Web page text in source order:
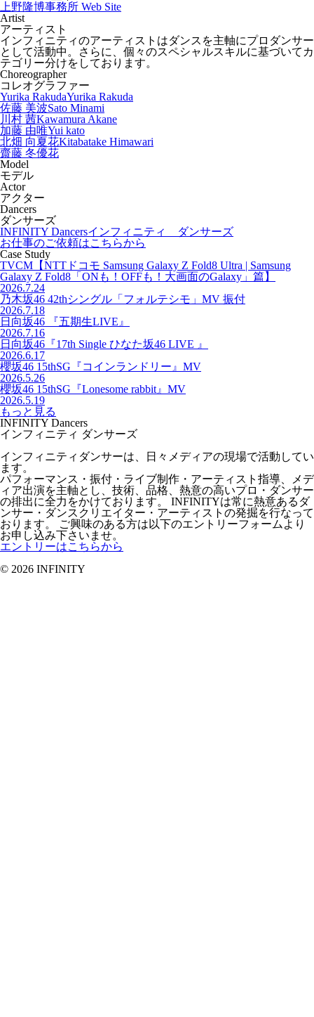
上野隆博事務所 Web Site
Artist
アーティスト
インフィニティのアーティストはダンスを主軸にプロダンサー
として活動中。さらに、個々のスペシャルスキルに基づいてカ
テゴリー分けをしております。
Choreographer
コレオグラファー
Yurika RakudaYurika Rakuda
佐藤 美波Sato Minami
川村 茜Kawamura Akane
加藤 由唯Yui kato
北畑 向夏花Kitabatake Himawari
齋藤 冬優花
Model
モデル
Actor
アクター
Dancers
ダンサーズ
INFINITY Dancersインフィニティ ダンサーズ
お仕事のご依頼はこちらから
Case Study
TVCM【NTTドコモ Samsung Galaxy Z Fold8 Ultra | Samsung
Galaxy Z Fold8「ONも！OFFも！大画面のGalaxy」篇】
2026.7.24
乃木坂46 42thシングル「フォルテシモ」MV 振付
2026.7.18
日向坂46 『五期生LIVE』
2026.7.16
日向坂46『17th Single ひなた坂46 LIVE 』
2026.6.17
櫻坂46 15thSG『コインランドリー』MV
2026.5.26
櫻坂46 15thSG『Lonesome rabbit』MV
2026.5.19
もっと見る
INFINITY Dancers
インフィニティ ダンサーズ
インフィニティダンサーは、日々メディアの現場で活動してい
ます。
パフォーマンス・振付・ライブ制作・アーティスト指導、メデ
ィア出演を主軸とし、技術、品格、熱意の高いプロ・ダンサー
の排出に全力をかけております。 INFINITYは常に熱意あるダ
ンサー・ダンスクリエイター・アーティストの発掘を行なって
おります。 ご興味のある方は以下のエントリーフォームより
お申し込み下さいませ。
エントリーはこちらから
© 2026 INFINITY